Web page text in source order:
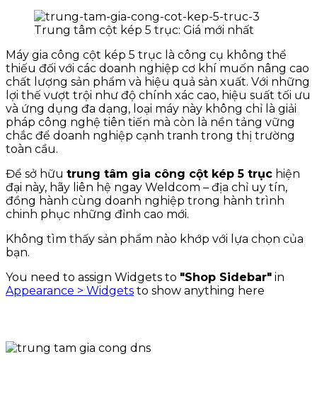
Trung tâm cột kép 5 trục: Giá mới nhất
Máy gia công cột kép 5 trục là công cụ không thể
thiếu đối với các doanh nghiệp cơ khí muốn nâng cao
chất lượng sản phẩm và hiệu quả sản xuất. Với những
lợi thế vượt trội như độ chính xác cao, hiệu suất tối ưu
và ứng dụng đa dạng, loại máy này không chỉ là giải
pháp công nghệ tiên tiến mà còn là nền tảng vững
chắc để doanh nghiệp cạnh tranh trong thị trường
toàn cầu.
Để sở hữu trung tâm gia công cột kép 5 trục hiện
đại này, hãy liên hệ ngay Weldcom – địa chỉ uy tín,
đồng hành cùng doanh nghiệp trong hành trình
chinh phục những đỉnh cao mới.
Không tìm thấy sản phẩm nào khớp với lựa chọn của
bạn.
You need to assign Widgets to "Shop Sidebar" in
Appearance > Widgets to show anything here